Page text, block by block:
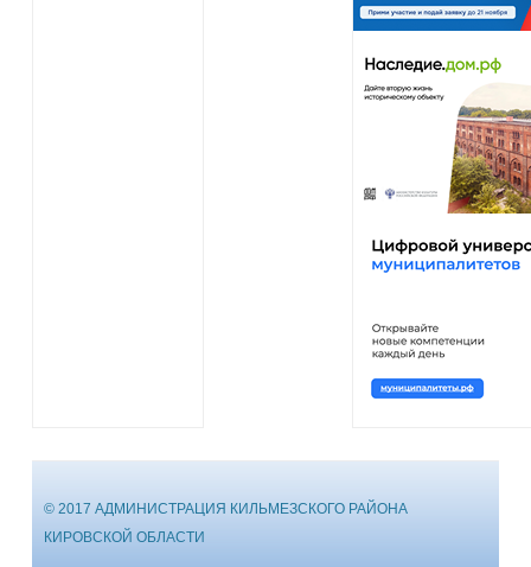
© 2017 АДМИНИСТРАЦИЯ КИЛЬМЕЗСКОГО РАЙОНА
КИРОВСКОЙ ОБЛАСТИ